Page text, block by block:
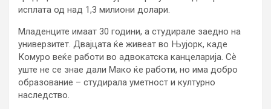
исплата од над 1,3 милиони долари.
Младенците имаат 30 години, а студирале заедно на
универзитет. Двајцата ќе живеат во Њујорк, каде
Комуро веќе работи во адвокатска канцеларија. Сѐ
уште не се знае дали Мако ќе работи, но има добро
образование – студирала уметност и културно
наследство.